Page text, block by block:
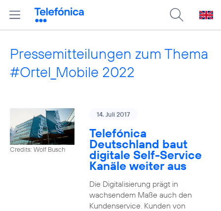
Pressemitteilungen zum Thema
#Ortel_Mobile 2022
Credits: Wolf Busch
14. Juli 2017
Telefónica
Deutschland baut
digitale Self-Service
Kanäle weiter aus
Die Digitalisierung prägt in
wachsendem Maße auch den
Kundenservice. Kunden von